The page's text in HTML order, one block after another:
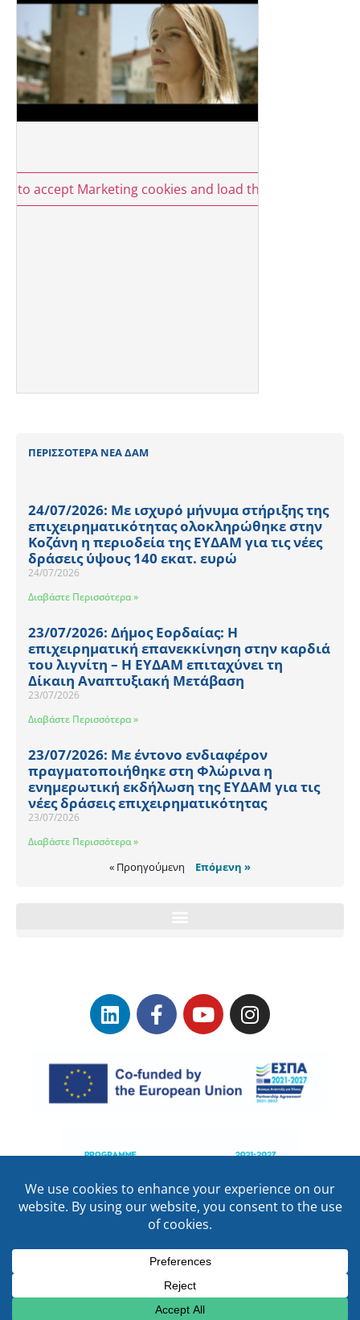
to accept Marketing cookies and load this content
ΠΕΡΙΣΣΟΤΕΡΑ ΝΕΑ ΔΑΜ
24/07/2026: Με ισχυρό μήνυμα στήριξης της
επιχειρηματικότητας ολοκληρώθηκε στην
Κοζάνη η περιοδεία της ΕΥΔΑΜ για τις νέες
δράσεις ύψους 140 εκατ. ευρώ
24/07/2026
Διαβάστε Περισσότερα »
23/07/2026: Δήμος Εορδαίας: Η
επιχειρηματική επανεκκίνηση στην καρδιά
του λιγνίτη – Η ΕΥΔΑΜ επιταχύνει τη
Δίκαιη Αναπτυξιακή Μετάβαση
23/07/2026
Διαβάστε Περισσότερα »
23/07/2026: Με έντονο ενδιαφέρον
πραγματοποιήθηκε στη Φλώρινα η
ενημερωτική εκδήλωση της ΕΥΔΑΜ για τις
νέες δράσεις επιχειρηματικότητας
23/07/2026
Διαβάστε Περισσότερα »
« Προηγούμενη Επόμενη »
Protection of Personal Data
EYDAM Copyrights © 2023